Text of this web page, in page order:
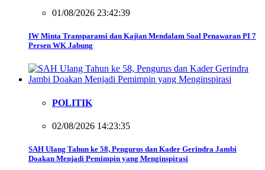
01/08/2026 23:42:39
IW Minta Transparansi dan Kajian Mendalam Soal Penawaran PI 7
Persen WK Jabung
POLITIK
02/08/2026 14:23:35
SAH Ulang Tahun ke 58, Pengurus dan Kader Gerindra Jambi
Doakan Menjadi Pemimpin yang Menginspirasi